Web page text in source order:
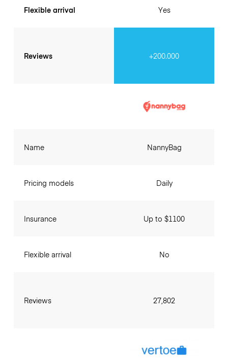
Flexible arrival
Reviews
Yes
+200.000
Name
Pricing models
Insurance
Flexible arrival
Reviews
NannyBag
Daily
Up to $1100
No
27,802